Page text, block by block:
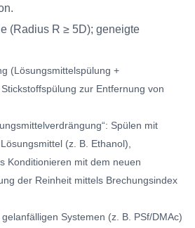
(Radius R ≥ 5D); geneigte
(Lösungsmittelspülung +
zur Entfernung von
Spülen mit
(z. B. Ethanol),
Konditionieren mit dem neuen
der Reinheit mittels Brechungsindex
Systemen (z. B. PSf/DMAc)